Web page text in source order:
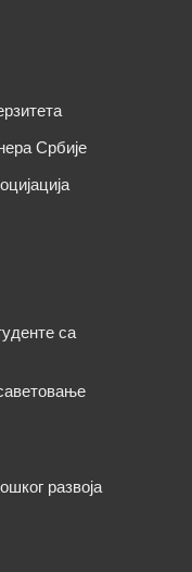
Србије
са
развоја